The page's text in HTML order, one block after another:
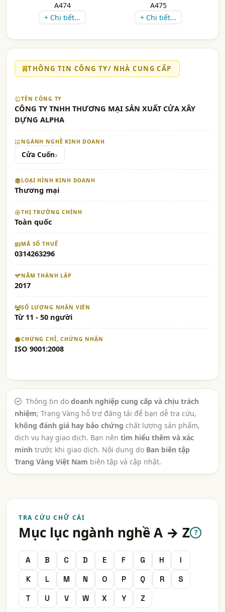
A474
+ Chi tiết...
A475
+ Chi tiết...
THÔNG TIN CÔNG TY/ NHÀ CUNG CẤP
TÊN CÔNG TY
CÔNG TY TNHH THƯƠNG MẠI SẢN XUẤT CỬA XÂY
DỰNG ALPHA
NGÀNH NGHỀ KINH DOANH
Cửa Cuốn
LOẠI HÌNH KINH DOANH
Thương mại
THỊ TRƯỜNG CHÍNH
Toàn quốc
MÃ SỐ THUẾ
0314263296
NĂM THÀNH LẬP
2017
SỐ LƯỢNG NHÂN VIÊN
Từ 11 - 50 người
CHỨNG CHỈ, CHỨNG NHẬN
ISO 9001:2008
Thông tin do doanh nghiệp cung cấp và chịu trách
nhiệm; Trang Vàng hỗ trợ đăng tải để bạn dễ tra cứu,
không đánh giá hay bảo chứng chất lượng sản phẩm,
dịch vụ hay giao dịch. Bạn nên tìm hiểu thêm và xác
minh trước khi giao dịch. Nội dung do Ban biên tập
Trang Vàng Việt Nam biên tập và cập nhật.
TRA CỨU CHỮ CÁI
Mục lục ngành nghề A → Z ?
A B C D E F G H
I
K
L M N O P Q R
S
T
U V W X Y Z